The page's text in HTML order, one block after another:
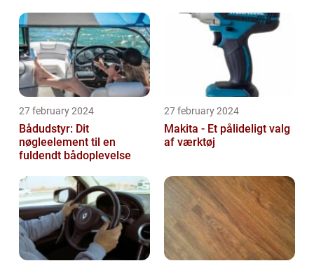
27 february 2024
Bådudstyr: Dit
nøgleelement til en
fuldendt bådoplevelse
27 february 2024
Makita - Et pålideligt valg
af værktøj